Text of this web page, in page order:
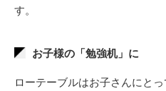
す。
お子様の「勉強机」に
ローテーブルはお子さんにと